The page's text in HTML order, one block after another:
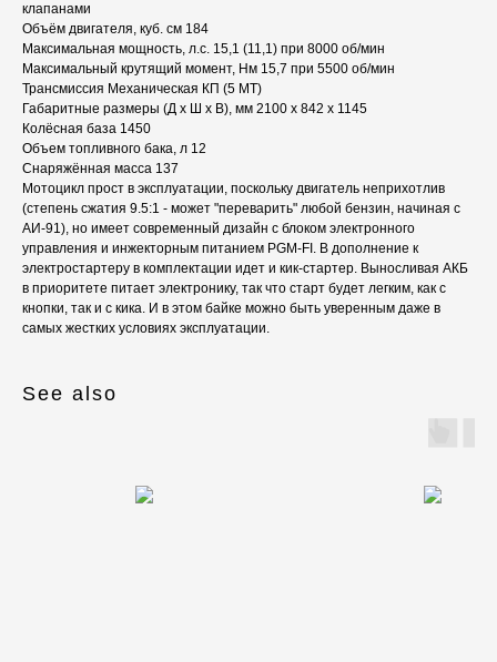
клапанами
Объём двигателя, куб. см 184
Максимальная мощность, л.с. 15,1 (11,1) при 8000 об/мин
Максимальный крутящий момент, Нм 15,7 при 5500 об/мин
Трансмиссия Механическая КП (5 МТ)
Габаритные размеры (Д х Ш х В), мм 2100 x 842 x 1145
Колёсная база 1450
Объем топливного бака, л 12
Снаряжённая масса 137
Мотоцикл прост в эксплуатации, поскольку двигатель неприхотлив
(степень сжатия 9.5:1 - может "переварить" любой бензин, начиная с
АИ-91), но имеет современный дизайн с блоком электронного
управления и инжекторным питанием PGM-FI. В дополнение к
электростартеру в комплектации идет и кик-стартер. Выносливая АКБ
в приоритете питает электронику, так что старт будет легким, как с
кнопки, так и с кика. И в этом байке можно быть уверенным даже в
самых жестких условиях эксплуатации.
See also